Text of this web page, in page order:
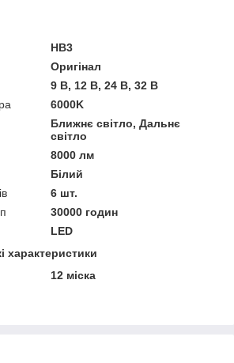
HB3
Оригінал
9 В, 12 В, 24 В, 32 В
6000K
Ближнє світло, Дальнє
світло
8000 лм
Білий
6 шт.
30000 годин
LED
характеристики
12 міска